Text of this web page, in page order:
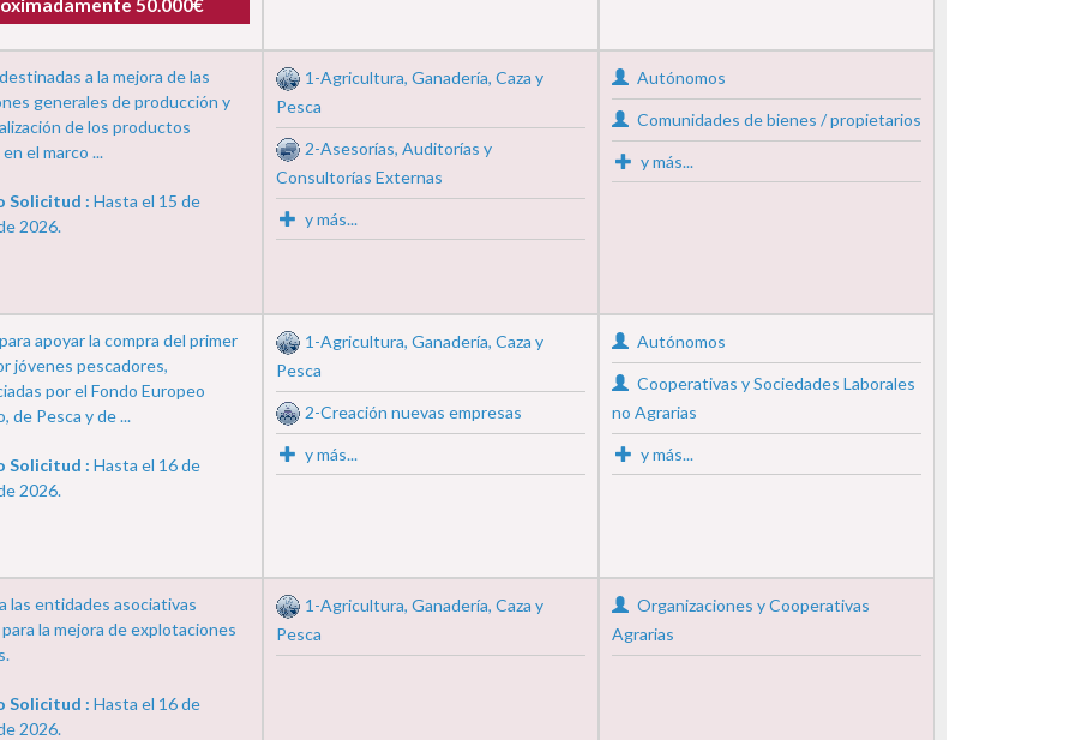
a la mejora de las
generales de producción y
de los productos
el marco ...
Solicitud : Hasta el 15 de
2026.
1-Agricultura, Ganadería, Caza y
Pesca
2-Asesorías, Auditorías y
Consultorías Externas
y más...
Autónomos
Comunidades de bienes / propietarios
y más...
apoyar la compra del primer
jóvenes pescadores,
por el Fondo Europeo
de Pesca y de ...
Solicitud : Hasta el 16 de
2026.
1-Agricultura, Ganadería, Caza y
Pesca
2-Creación nuevas empresas
y más...
Autónomos
Cooperativas y Sociedades Laborales
no Agrarias
y más...
las entidades asociativas
la mejora de explotaciones
Solicitud : Hasta el 16 de
2026.
1-Agricultura, Ganadería, Caza y
Pesca
Organizaciones y Cooperativas
Agrarias